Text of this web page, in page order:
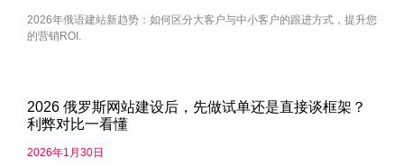
2026年俄语建站新趋势：如何区分大客户与中小客户的跟进方式，提升您
的营销ROI.
2026 俄罗斯网站建设后，先做试单还是直接谈框架？
利弊对比一看懂
2026年1月30日